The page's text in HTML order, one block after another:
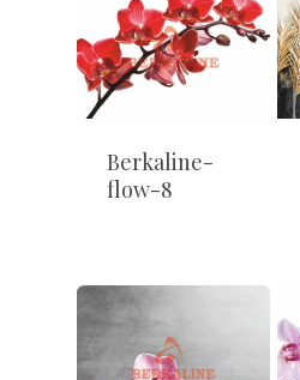
Berkaline-
flow-8